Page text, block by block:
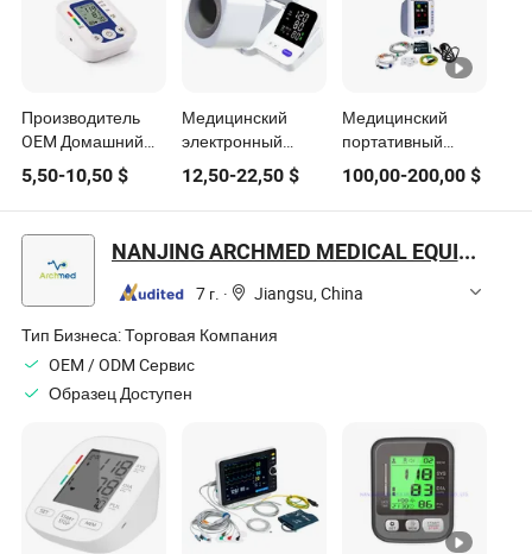
Производитель
OEM Домашний
карманный
портативный
медицинский
монитор
артериального
давления с
манжетой Omron
5,50-10,50 $
Медицинский
электронный
тонометр для
запястья и
верхней части
сфигмоманометр
для измерения
артериального
давления
12,50-22,50$
Медицинский
портативный
многофункциональный
монитор пациента
для театра в
100,00-200,00$
NANJING ARCHMED MEDICAL EQUIPMENT CO., LTD.
7 г. ·
Jiangsu, China
Тип Бизнеса:Торговая Компания
OEM / ODM Cервис
Образец Доступен